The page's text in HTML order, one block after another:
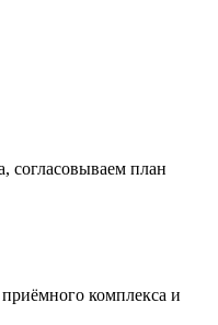
согласовываем план
комплекса и